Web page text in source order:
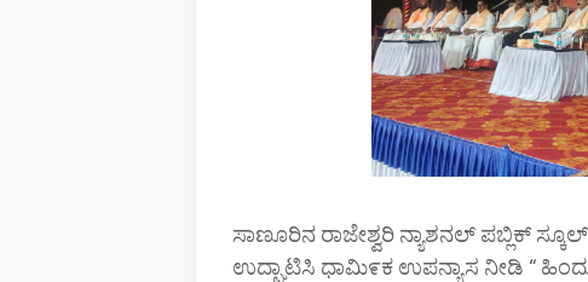
ಸಾಣೂರಿನ ರಾಜೇಶ್ವರಿ ನ್ಯಾಶನಲ್ ಪಬ್ಲಿಕ್
ಉದ್ಘಾಟಿಸಿ ಧಾಮಿ೯ಕ ಉಪನ್ಯಾಸ ನೀಡಿ “